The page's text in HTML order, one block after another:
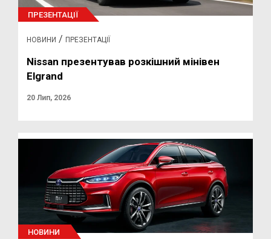
ПРЕЗЕНТАЦІЇ
НОВИНИ / ПРЕЗЕНТАЦІЇ
Nissan презентував розкішний мінівен
Elgrand
20 Лип, 2026
НОВИНИ